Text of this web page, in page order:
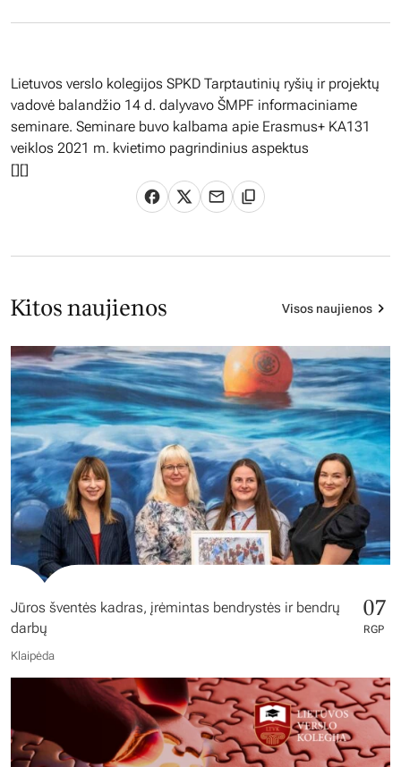
Lietuvos verslo kolegijos SPKD Tarptautinių ryšių ir projektų
vadovė balandžio 14 d. dalyvavo ŠMPF informaciniame
seminare. Seminare buvo kalbama apie Erasmus+ KA131
veiklos 2021 m. kvietimo pagrindinius aspektus
[][]
Kitos naujienos Visos naujienos
Jūros šventės kadras, įrėmintas bendrystės ir bendrų
darbų
07
RGP
Klaipėda